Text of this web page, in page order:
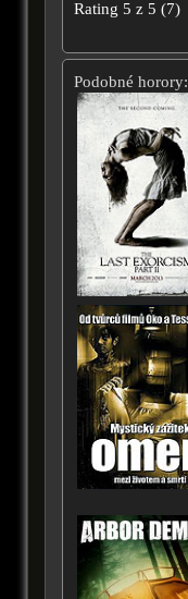
Rating 5 z 5 (7)
Podobné horory: